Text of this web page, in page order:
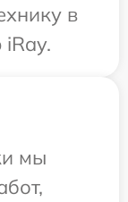
в
iRay.
мы